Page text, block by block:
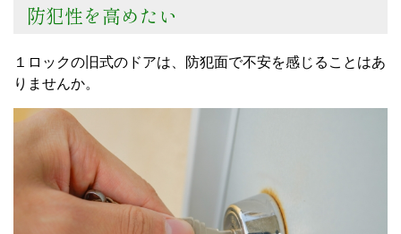
防犯性を高めたい
１ロックの旧式のドアは、防犯面で不安を感じることはあ
りませんか。